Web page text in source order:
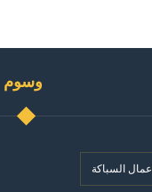
وسوم
أعمال السباكة